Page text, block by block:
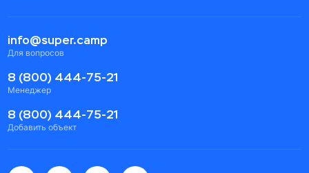
info@super.camp
Для вопросов
8 (800) 444-75-21
Менеджер
8 (800) 444-75-21
Добавить объект